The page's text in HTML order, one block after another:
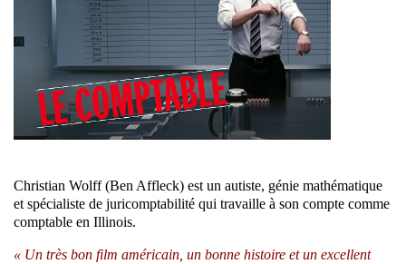
Christian Wolff (Ben Affleck) est un autiste, génie mathématique
et spécialiste de juricomptabilité qui travaille à son compte comme
comptable en Illinois.
« Un très bon film américain, un bonne histoire et un excellent